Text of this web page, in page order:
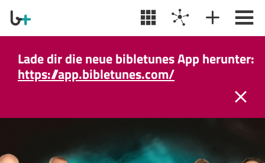
Lade dir die neue bibletunes App herunter:
https://app.bibletunes.com/